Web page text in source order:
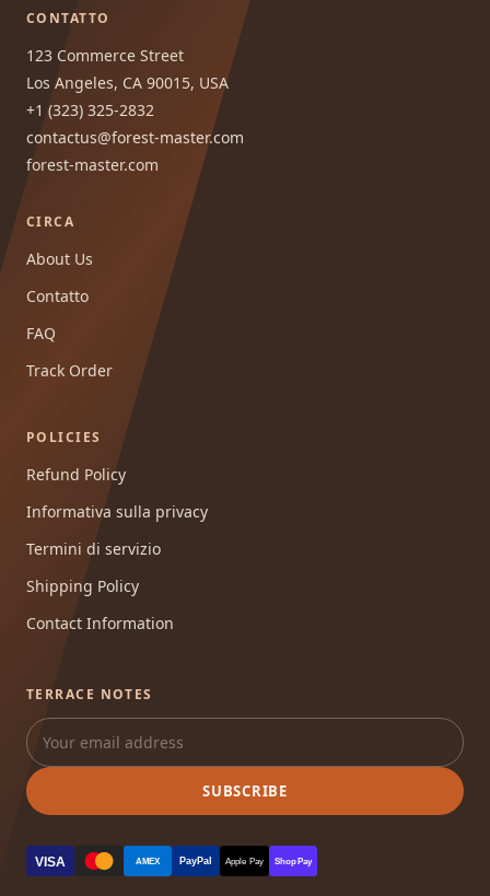
CONTATTO
123 Commerce Street
Los Angeles, CA 90015, USA
+1 (323) 325-2832
contactus@forest-master.com
forest-master.com
CIRCA
About Us
Contatto
FAQ
Track Order
POLICIES
Refund Policy
Informativa sulla privacy
Termini di servizio
Shipping Policy
Contact Information
TERRACE NOTES
SUBSCRIBE
VISA AMEX PayPal Apple Pay Shop Pay